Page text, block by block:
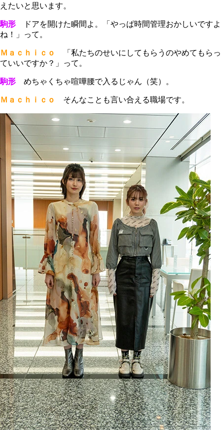
えたいと思います。
駒形 ドアを開けた瞬間よ。「やっぱ時間管理おかしいですよ
ね！」って。
Ｍａｃｈｉｃｏ
「私たちのせいにしてもらうのやめてもらっ
ていいですか？」って。
駒形 めちゃくちゃ喧嘩腰で入るじゃん（笑）。
Ｍａｃｈｉｃｏ そんなことも言い合える職場です。